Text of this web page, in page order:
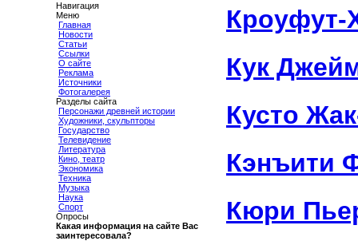
Навигация
Меню
Главная
Новости
Статьи
Ссылки
О сайте
Реклама
Источники
Фотогалерея
Разделы сайта
Персонажи древней истории
Художники, скульпторы
Государство
Телевидение
Литература
Кино, театр
Экономика
Техника
Музыка
Наука
Спорт
Опросы
Какая информация на сайте Вас
заинтересовала?
Кроуфут-
Кук
Кусто
Кэнъити
Кюри